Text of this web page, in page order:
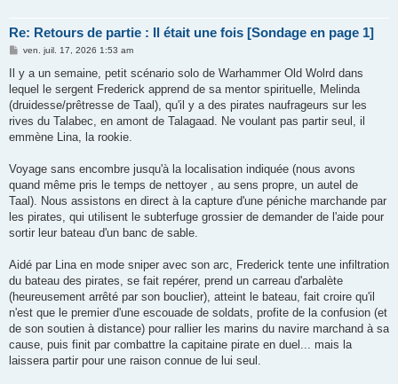
Re: Retours de partie : Il était une fois [Sondage en page 1]
M
s
s
a
g
ven. juil. 17, 2026 1:53 am
Il y a un semaine, petit scénario solo de Warhammer Old Wolrd dans
lequel le sergent Frederick apprend de sa mentor spirituelle, Melinda
(druidesse/prêtresse de Taal), qu'il y a des pirates naufrageurs sur les
rives du Talabec, en amont de Talagaad. Ne voulant pas partir seul, il
emmène Lina, la rookie.
Voyage sans encombre jusqu'à la localisation indiquée (nous avons
quand même pris le temps de nettoyer , au sens propre, un autel de
Taal). Nous assistons en direct à la capture d'une péniche marchande par
les pirates, qui utilisent le subterfuge grossier de demander de l'aide pour
sortir leur bateau d'un banc de sable.
Aidé par Lina en mode sniper avec son arc, Frederick tente une infiltration
du bateau des pirates, se fait repérer, prend un carreau d'arbalète
(heureusement arrêté par son bouclier), atteint le bateau, fait croire qu'il
n'est que le premier d'une escouade de soldats, profite de la confusion (et
de son soutien à distance) pour rallier les marins du navire marchand à sa
cause, puis finit par combattre la capitaine pirate en duel... mais la
laissera partir pour une raison connue de lui seul.